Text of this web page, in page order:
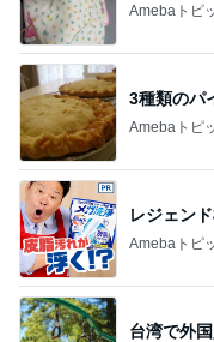
Amebaトピ
3種類のパ
Amebaトピ
レジェン
Amebaトピ
台湾で外